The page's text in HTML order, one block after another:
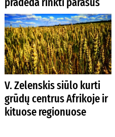
V. Zelenskis siūlo kurti
grūdų centrus Afrikoje ir
kituose regionuose